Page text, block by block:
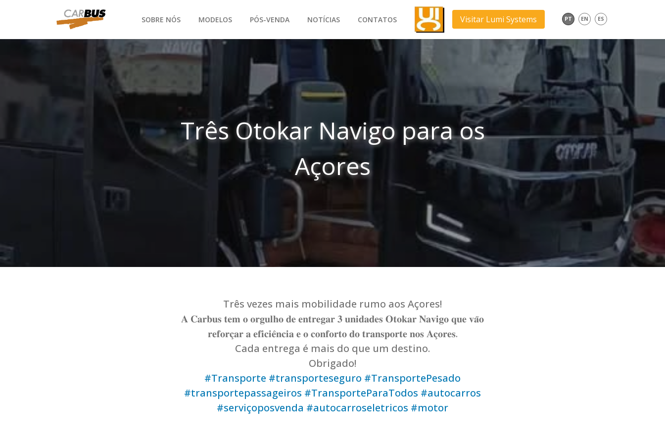
SOBRE NÓS MODELOS PÓS-VENDA NOTÍCIAS CONTATOS Visitar Lumi Systems PT EN ES
Três Otokar Navigo para os
Açores
Três vezes mais mobilidade rumo aos Açores!
𝐀 𝐂𝐚𝐫𝐛𝐮𝐬 𝐭𝐞𝐦 𝐨 𝐨𝐫𝐠𝐮𝐥𝐡𝐨 𝐝𝐞 𝐞𝐧𝐭𝐫𝐞𝐠𝐚𝐫 𝟑 𝐮𝐧𝐢𝐝𝐚𝐝𝐞𝐬 𝐎𝐭𝐨𝐤𝐚𝐫 𝐍𝐚𝐯𝐢𝐠𝐨 𝐪𝐮𝐞 𝐯𝐚̃𝐨
𝐫𝐞𝐟𝐨𝐫𝐜̧𝐚𝐫 𝐚 𝐞𝐟𝐢𝐜𝐢𝐞̂𝐧𝐜𝐢𝐚 𝐞 𝐨 𝐜𝐨𝐧𝐟𝐨𝐫𝐭𝐨 𝐝𝐨 𝐭𝐫𝐚𝐧𝐬𝐩𝐨𝐫𝐭𝐞 𝐧𝐨𝐬 𝐀𝐜̧𝐨𝐫𝐞𝐬.
Cada entrega é mais do que um destino.
Obrigado!
#Transporte #transporteseguro #TransportePesado
#transportepassageiros #TransporteParaTodos #autocarros
#serviçoposvenda #autocarroseletricos #motor